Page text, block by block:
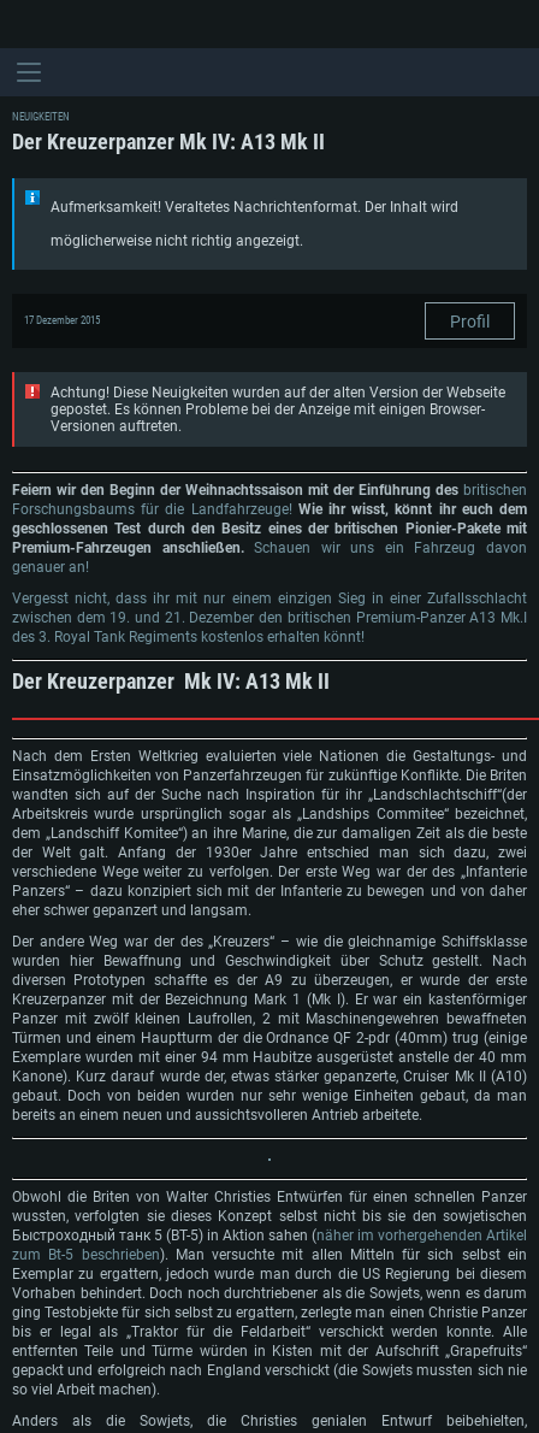
NEUIGKEITEN
Der Kreuzerpanzer Mk IV: A13 Mk II
Aufmerksamkeit! Veraltetes Nachrichtenformat. Der Inhalt wird
möglicherweise nicht richtig angezeigt.
17 Dezember 2015 Profil
Achtung! Diese Neuigkeiten wurden auf der alten Version der Webseite
gepostet. Es können Probleme bei der Anzeige mit einigen Browser-
Versionen auftreten.
Feiern wir den Beginn der Weihnachtssaison mit der Einführung des britischen
Forschungsbaums für die Landfahrzeuge! Wie ihr wisst, könnt ihr euch dem
geschlossenen Test durch den Besitz eines der britischen Pionier-Pakete mit
Premium-Fahrzeugen anschließen.Schauen wir uns ein Fahrzeug davon
genauer an!
Vergesst nicht, dass ihr mit nur einem einzigen Sieg in einer Zufallsschlacht
zwischen dem 19. und 21. Dezember den britischen Premium-Panzer A13 Mk.I
des 3. Royal Tank Regiments kostenlos erhalten könnt!
Der Kreuzerpanzer Mk IV: A13 Mk II​
Nach dem Ersten Weltkrieg evaluierten viele Nationen die Gestaltungs- und
Einsatzmöglichkeiten von Panzerfahrzeugen für zukünftige Konflikte. Die Briten
wandten sich auf der Suche nach Inspiration für ihr „Landschlachtschiff“(der
Arbeitskreis wurde ursprünglich sogar als „Landships Commitee“ bezeichnet,
dem „Landschiff Komitee“) an ihre Marine, die zur damaligen Zeit als die beste
der Welt galt. Anfang der 1930er Jahre entschied man sich dazu, zwei
verschiedene Wege weiter zu verfolgen. Der erste Weg war der des „Infanterie
Panzers“ – dazu konzipiert sich mit der Infanterie zu bewegen und von daher
eher schwer gepanzert und langsam.
Der andere Weg war der des „Kreuzers“ – wie die gleichnamige Schiffsklasse
wurden hier Bewaffnung und Geschwindigkeit über Schutz gestellt. Nach
diversen Prototypen schaffte es der A9 zu überzeugen, er wurde der erste
Kreuzerpanzer mit der Bezeichnung Mark 1 (Mk I). Er war ein kastenförmiger
Panzer mit zwölf kleinen Laufrollen, 2 mit Maschinengewehren bewaffneten
Türmen und einem Hauptturm der die Ordnance QF 2-pdr (40mm) trug (einige
Exemplare wurden mit einer 94 mm Haubitze ausgerüstet anstelle der 40 mm
Kanone). Kurz darauf wurde der, etwas stärker gepanzerte, Cruiser Mk II (A10)
gebaut. Doch von beiden wurden nur sehr wenige Einheiten gebaut, da man
bereits an einem neuen und aussichtsvolleren Antrieb arbeitete.
Obwohl die Briten von Walter Christies Entwürfen für einen schnellen Panzer
wussten, verfolgten sie dieses Konzept selbst nicht bis sie den sowjetischen
Быстроходный танк 5 (BT-5) in Aktion sahen (näher im vorhergehenden Artikel
zum Bt-5 beschrieben). Man versuchte mit allen Mitteln für sich selbst ein
Exemplar zu ergattern, jedoch wurde man durch die US Regierung bei diesem
Vorhaben behindert. Doch noch durchtriebener als die Sowjets, wenn es darum
ging Testobjekte für sich selbst zu ergattern, zerlegte man einen Christie Panzer
bis er legal als „Traktor für die Feldarbeit“ verschickt werden konnte. Alle
entfernten Teile und Türme würden in Kisten mit der Aufschrift „Grapefruits“
gepackt und erfolgreich nach England verschickt (die Sowjets mussten sich nie
so viel Arbeit machen).
Anders als die Sowjets, die Christies genialen Entwurf beibehielten,